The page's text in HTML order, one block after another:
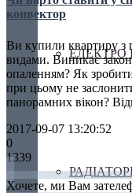
ЕЛЕКТРО
конвектор
Ви купили квартиру з
видами. Виникає
опаленням? Як
при цьому не
панорамних вікон?
2017-09-07 13:20:52
0
1339
Хочете, ми Вам